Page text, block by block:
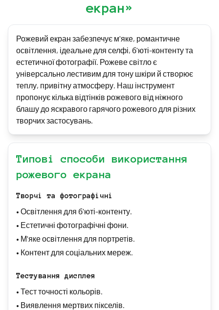
екран»
Рожевий екран забезпечує м'яке, романтичне
освітлення, ідеальне для селфі, б'юті-контенту та
естетичної фотографії. Рожеве світло є
універсально лестивим для тону шкіри й створює
теплу, привітну атмосферу. Наш інструмент
пропонує кілька відтінків рожевого від ніжного
блашу до яскравого гарячого рожевого для різних
творчих застосувань.
Типові способи використання
рожевого екрана
Творчі та фотографічні
• Освітлення для б'юті-контенту.
• Естетичні фотографічні фони.
• М'яке освітлення для портретів.
• Контент для соціальних мереж.
Тестування дисплея
• Тест точності кольорів.
• Виявлення мертвих пікселів.